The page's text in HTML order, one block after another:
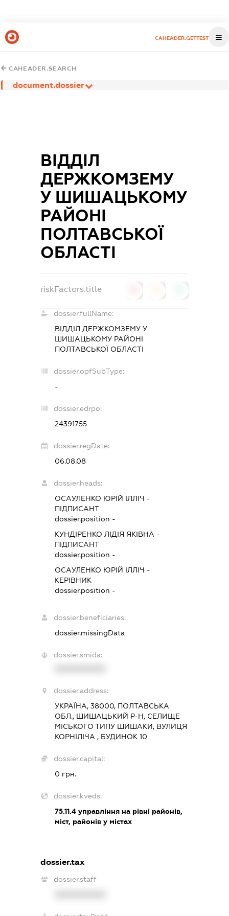
CAHEADER.GETTEST
CAHEADER.SEARCH
document.dossier
ВІДДІЛ
ДЕРЖКОМЗЕМУ
У ШИШАЦЬКОМУ
РАЙОНІ
ПОЛТАВСЬКОЇ
ОБЛАСТІ
riskFactors.title
dossier.fullName:
ВІДДІЛ ДЕРЖКОМЗЕМУ У
ШИШАЦЬКОМУ РАЙОНІ
ПОЛТАВСЬКОЇ ОБЛАСТІ
dossier.opfSubType:
-
dossier.edrpo:
24391755
dossier.regDate:
06.08.08
dossier.heads:
ОСАУЛЕНКО ЮРІЙ ІЛЛІЧ -
ПІДПИСАНТ
dossier.position -
КУНДІРЕНКО ЛІДІЯ ЯКІВНА -
ПІДПИСАНТ
dossier.position -
ОСАУЛЕНКО ЮРІЙ ІЛЛІЧ -
КЕРІВНИК
dossier.position -
dossier.beneficiaries:
dossier.missingData
dossier.smida:
dossier.address:
УКРАЇНА, 38000, ПОЛТАВСЬКА
ОБЛ., ШИШАЦЬКИЙ Р-Н, СЕЛИЩЕ
МІСЬКОГО ТИПУ ШИШАКИ, ВУЛИЦЯ
КОРНІЛІЧА , БУДИНОК 10
dossier.capital:
0 грн.
dossier.kveds:
75.11.4 управління на рівні районів,
міст, районів у містах
dossier.tax
dossier.staff